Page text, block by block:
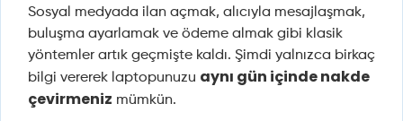
Sosyal medyada ilan açmak, alıcıyla mesajlaşmak,
buluşma ayarlamak ve ödeme almak gibi klasik
yöntemler artık geçmişte kaldı. Şimdi yalnızca birkaç
bilgi vererek laptopunuzu aynı gün içinde nakde
çevirmeniz mümkün.